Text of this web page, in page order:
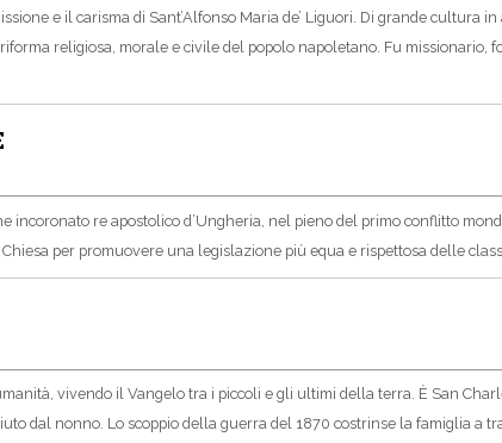
e il carisma di Sant’Alfonso Maria de’ Liguori. Di grande cultura
religiosa, morale e civile del popolo napoletano. Fu missionario,
incoronato re apostolico d’Ungheria, nel pieno del primo conflitto
per promuovere una legislazione più equa e rispettosa delle
vivendo il Vangelo tra i piccoli e gli ultimi della terra. È San
dal nonno. Lo scoppio della guerra del 1870 costrinse la famiglia a